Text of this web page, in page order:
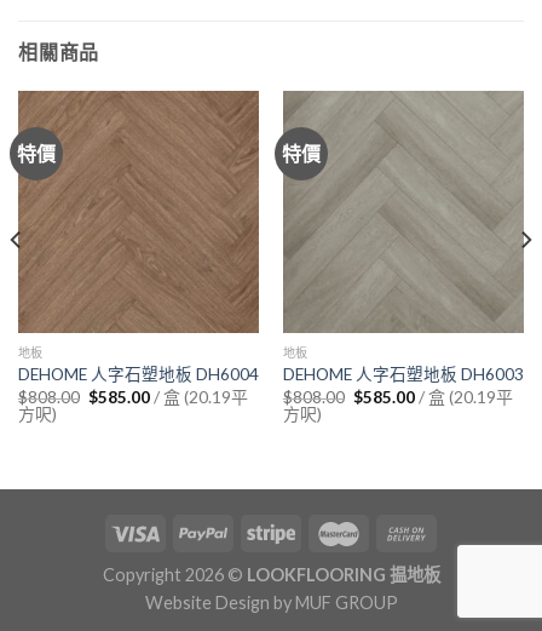
相關商品
特價
地板
DEHOME 人字石塑地板 DH6004
$808.00 Original
price
$585.00Current
price
/ 盒 (20.19平
方呎)
特價
地板
DEHOME 人字石塑地板 DH6003
$808.00 Original
price
$585.00Current
price
/ 盒 (20.19平
方呎)
Copyright 2026 © LOOKFLOORING 揾地板
Website Design by MUF GROUP